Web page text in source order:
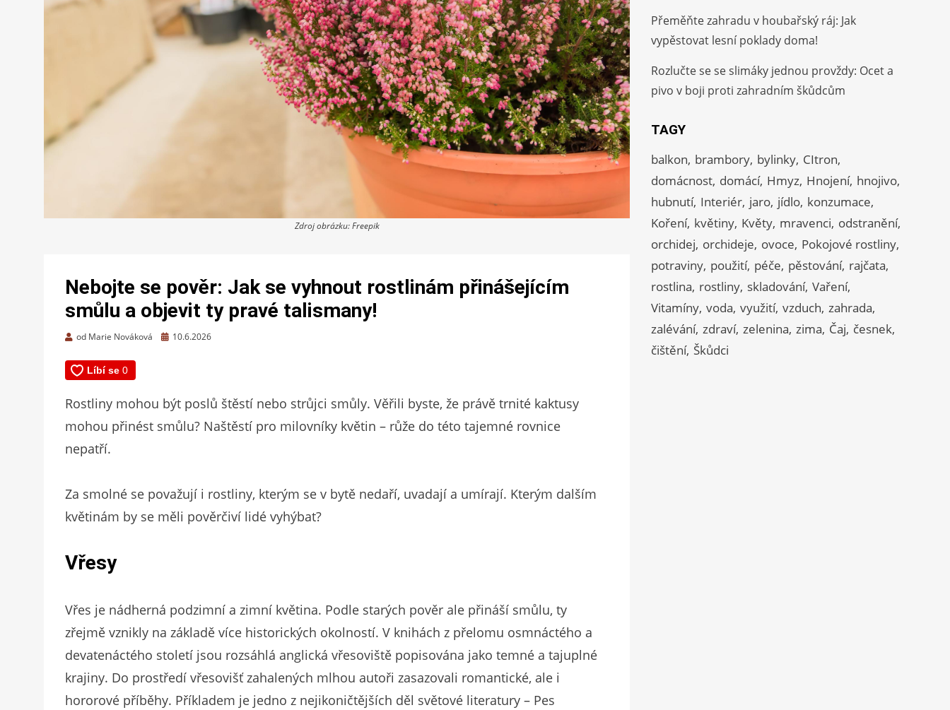
Zdroj obrázku: Freepik
Nebojte se pověr: Jak se vyhnout rostlinám přinášejícím
smůlu a objevit ty pravé talismany!
od Marie Nováková
Zveřejněno
10.6.2026
Rostliny mohou být poslů štěstí nebo strůjci smůly. Věřili byste, že právě trnité kaktusy
mohou přinést smůlu? Naštěstí pro milovníky květin – růže do této tajemné rovnice
nepatří.
Za smolné se považují i rostliny, kterým se v bytě nedaří, uvadají a umírají. Kterým dalším
květinám by se měli pověrčiví lidé vyhýbat?
Vřesy
Vřes je nádherná podzimní a zimní květina. Podle starých pověr ale přináší smůlu, ty
zřejmě vznikly na základě více historických okolností. V knihách z přelomu osmnáctého a
devatenáctého století jsou rozsáhlá anglická vřesoviště popisována jako temné a tajuplné
krajiny. Do prostředí vřesovišť zahalených mlhou autoři zasazovali romantické, ale i
hororové příběhy. Příkladem je jedno z nejikoničtějších děl světové literatury – Pes
Přeměňte zahradu v houbařský ráj: Jak
vypěstovat lesní poklady doma!
Rozlučte se se slimáky jednou provždy: Ocet a
pivo v boji proti zahradním škůdcům
TAGY
balkon brambory bylinky CItron
domácnost domácí Hmyz Hnojení hnojivo
hubnutí Interiér jaro jídlo konzumace
Koření květiny Květy mravenci odstranění
orchidej orchideje ovoce Pokojové rostliny
potraviny použití péče pěstování rajčata
rostlina rostliny skladování Vaření
Vitamíny voda využití vzduch zahrada
zalévání zdraví zelenina zima Čaj česnek
čištění Škůdci